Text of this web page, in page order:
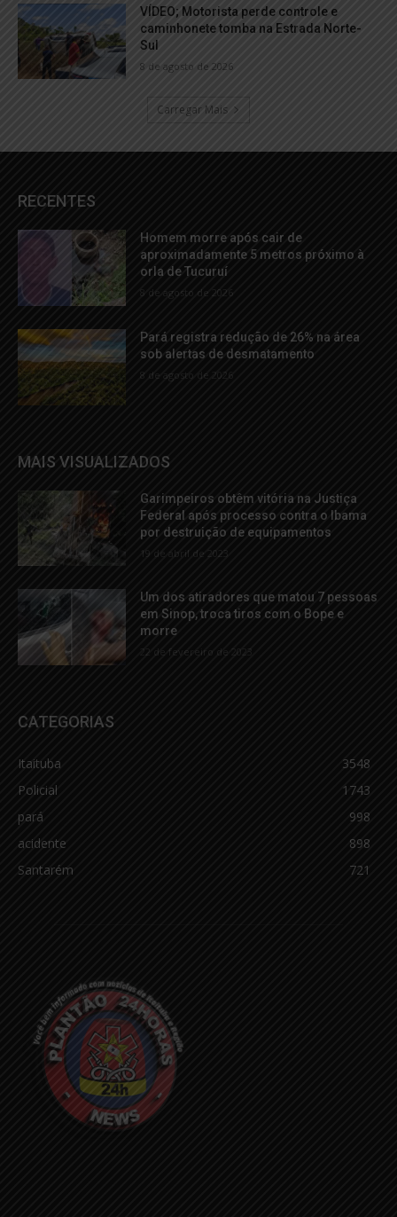
VÍDEO; Motorista perde controle e
caminhonete tomba na Estrada Norte-
Sul
8 de agosto de 2026
Carregar Mais
RECENTES
Homem morre após cair de
aproximadamente 5 metros próximo à
orla de Tucuruí
8 de agosto de 2026
Pará registra redução de 26% na área
sob alertas de desmatamento
8 de agosto de 2026
MAIS VISUALIZADOS
Garimpeiros obtêm vitória na Justiça
Federal após processo contra o Ibama
por destruição de equipamentos
19 de abril de 2023
Um dos atiradores que matou 7 pessoas
em Sinop, troca tiros com o Bope e
morre
22 de fevereiro de 2023
CATEGORIAS
Itaituba
3548
Policial
1743
pará
998
acidente
898
Santarém
721